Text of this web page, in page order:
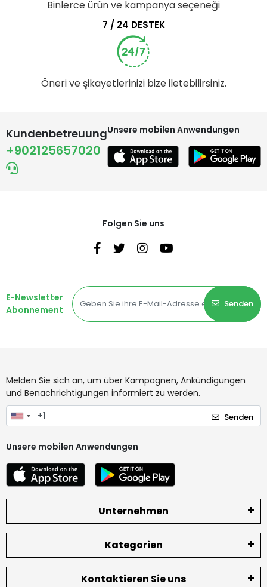
Binlerce ürün ve kampanya seçeneği
7 / 24 DESTEK
Öneri ve şikayetlerinizi bize iletebilirsiniz.
Kundenbetreuung
+902125657020
Unsere mobilen Anwendungen
Folgen Sie uns
E-Newsletter
Abonnement
Senden
Melden Sie sich an, um über Kampagnen, Ankündigungen
und Benachrichtigungen informiert zu werden.
Senden
Unsere mobilen Anwendungen
Unternehmen
Kategorien
Kontaktieren Sie uns